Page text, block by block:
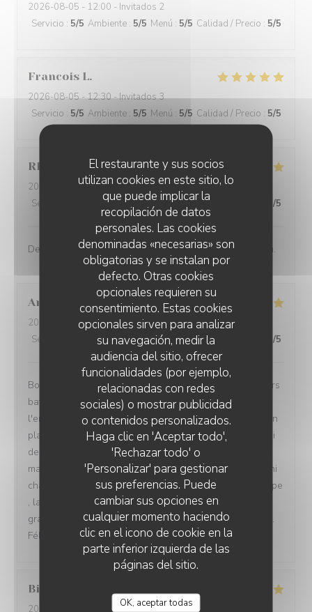
El restaurante y sus socios
utilizan cookies en este sitio, lo
que puede implicar la
recopilación de datos
personales. Las cookies
denominadas «necesarias» son
obligatorias y se instalan por
defecto. Otras cookies
opcionales requieren su
consentimiento. Estas cookies
opcionales sirven para analizar
su navegación, medir la
audiencia del sitio, ofrecer
funcionalidades (por ejemplo,
relacionadas con redes
sociales) o mostrar publicidad
o contenidos personalizados.
Haga clic en 'Aceptar todo',
'Rechazar todo' o
'Personalizar' para gestionar
sus preferencias. Puede
cambiar sus opciones en
cualquier momento haciendo
clic en el icono de cookie en la
parte inferior izquierda de las
páginas del sitio.
OK, aceptar todas
2026-08-05 - 12:00 - Invitados 2
Servicio : 5/5 Ambiente : 5/5 Menú : 5/5 Calidad / Precio : 5/5
Francois L
2026-08-05- 12:30 - Invitados 3
Servicio : 5/5 Ambiente : 5/5 Menú : 5/5 Calidad / Precio : 5/5
RD
2026-08-05- 13:45 - Invitados 3
Servicio
Ambiente: 5/5 Menú:5/5 Calidad / Precio /5
Des saveurs francs et vifs, un restaurant de haut niveau.
Annie
2026-08-04- 13:00 - Invitados 3
Servicio
Ambiente: 4/5 Menú :5/5 Calidad / Precio /5
Bon accueil, menu dejeuner original, qui sort des sentiers
battus. J'ai apprécié la créativité gustative offerte par
l'entrée de seiche et celle excellente aussi du poulpe en
plat principal.. Un autre plaisir,et non des moindres celui
des yeux qui annonce une variété de textures.. Le
magnifique vert près de la gelée dorée ( seiche), les mini
champignons ocre jaune à coté du rouge foncé du poulpe
, la présentation délicate de la pêche melba, ds son
granité à la rose.un délice pour les yeux et les papilles..
Félicitations
Billy
2026-08-04
- 12:30 - Invitados 2